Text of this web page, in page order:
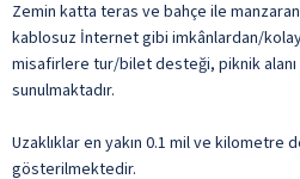
Zemin katta teras ve bahçe ile
kablosuz İnternet gibi imkânlardan/
misafirlere tur/bilet desteği, piknik
sunulmaktadır.
Uzaklıklar en yakın 0.1 mil ve kilometre
gösterilmektedir.